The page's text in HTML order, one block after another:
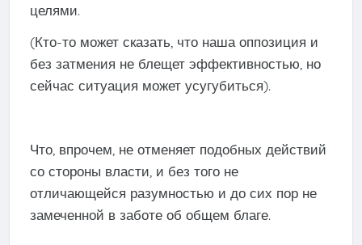
целями.
(Кто-то может сказать, что наша оппозиция и
без затмения не блещет эффективностью, но
сейчас ситуация может усугубиться).
Что, впрочем, не отменяет подобных действий
со стороны власти, и без того не
отличающейся разумностью и до сих пор не
замеченной в заботе об общем благе.